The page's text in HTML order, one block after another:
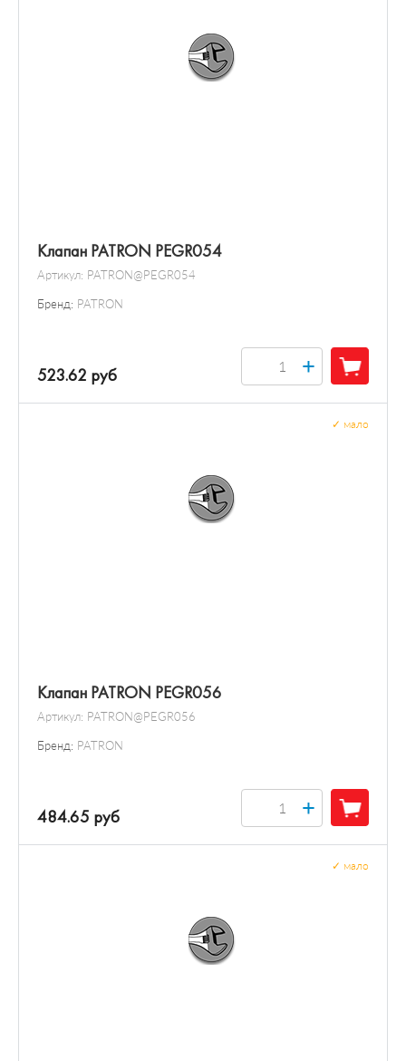
Клапан PATRON PEGR054
Артикул: PATRON@PEGR054
Бренд: PATRON
523.62 руб +
Клапан PATRON PEGR056
Артикул: PATRON@PEGR056
Бренд: PATRON
мало
484.65 руб +
мало